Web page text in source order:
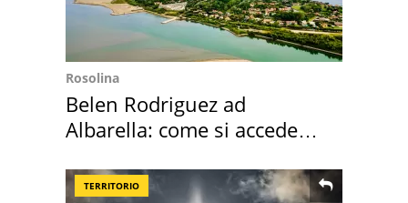
Rosolina
Belen Rodriguez ad
Albarella: come si accede
TERRITORIO